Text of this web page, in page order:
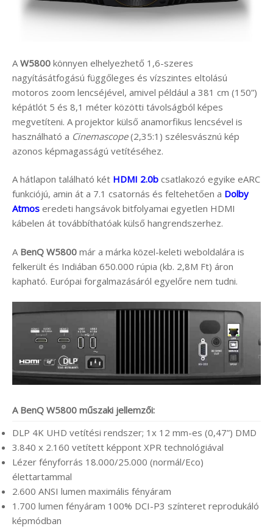
A W5800 könnyen elhelyezhető 1,6-szeres
nagyításátfogású függőleges és vízszintes eltolású
motoros zoom lencséjével, amivel például a 381 cm (150”)
képátlót 5 és 8,1 méter közötti távolságból képes
megvetíteni. A projektor külső anamorfikus lencsével is
használható a Cinemascope(2,35:1) szélesvásznú kép
azonos képmagasságú vetítéséhez.
A hátlapon található két HDMI 2.0b csatlakozó egyike eARC
funkciójú, amin át a 7.1 csatornás és feltehetően a Dolby
Atmos eredeti hangsávok bitfolyamai egyetlen HDMI
kábelen át továbbíthatóak külső hangrendszerhez.
A BenQ W5800 már a márka közel-keleti weboldalára is
felkerült és Indiában 650.000 rúpia (kb. 2,8M Ft) áron
kapható. Európai forgalmazásáról egyelőre nem tudni.
A BenQ W5800 műszaki jellemzői:
DLP 4K UHD vetítési rendszer; 1x 12 mm-es (0,47”) DMD
3.840 x 2.160 vetített képpont XPR technológiával
Lézer fényforrás 18.000/25.000 (normál/Eco)
élettartammal
2.600 ANSI lumen maximális fényáram
1.700 lumen fényáram 100% DCI-P3 színteret reprodukáló
képmódban